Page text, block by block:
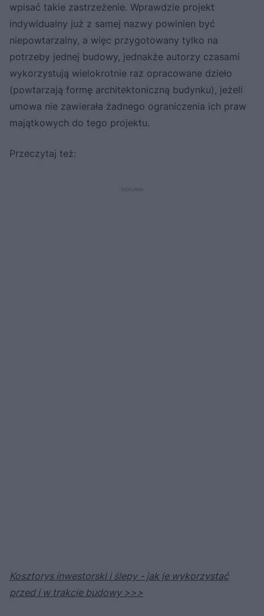
wpisać takie zastrzeżenie. Wprawdzie projekt
indywidualny już z samej nazwy powinien być
niepowtarzalny, a więc przygotowany tylko na
potrzeby jednej budowy, jednakże autorzy czasami
wykorzystują wielokrotnie raz opracowane dzieło
(powtarzają formę architektoniczną budynku), jeżeli
umowa nie zawierała żadnego ograniczenia ich praw
majątkowych do tego projektu.
Przeczytaj też:
Kosztorys inwestorski i ślepy - jak je wykorzystać
przed i w trakcie budowy >>>